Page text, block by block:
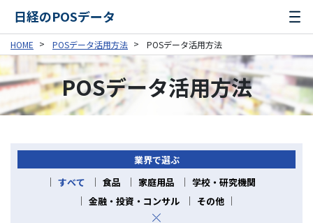
日経のPOSデータ
HOME POSデータ活用方法 POSデータ活用方法
POSデータ活用方法
業界で選ぶ
すべて
食品 家庭用品
学校・研究機関
金融・投資・コンサル
その他